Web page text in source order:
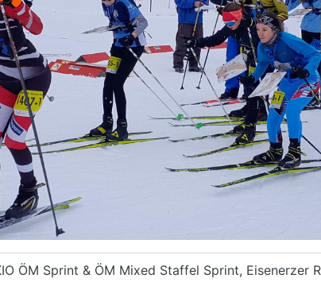
ÖM Sprint & ÖM Mixed Staffel Sprint, Eisenerzer